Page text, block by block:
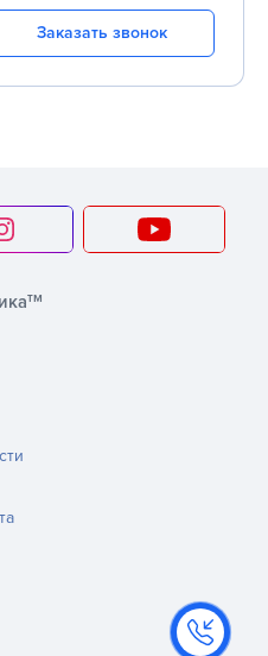
Заказать звонок
тм